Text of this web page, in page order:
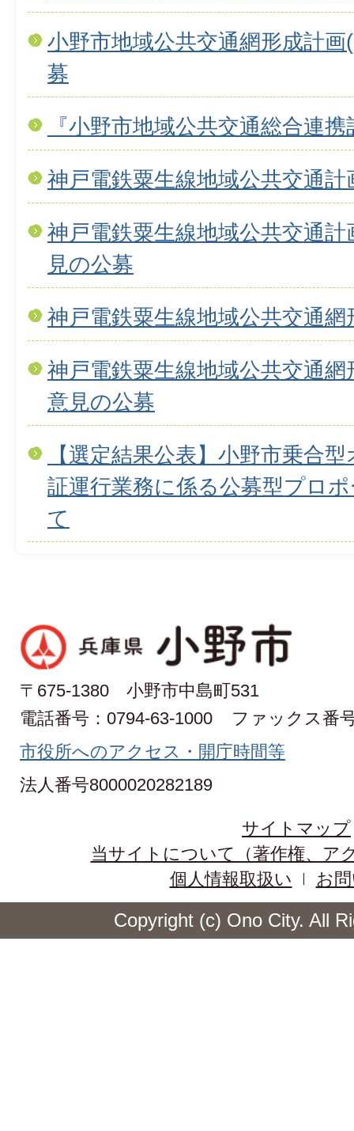
小野市地域公共交通網形成計
募
『小野市地域公共交通総合連
神戸電鉄粟生線地域公共交通計
神戸電鉄粟生線地域公共交通
見の公募
神戸電鉄粟生線地域公共交通
神戸電鉄粟生線地域公共交通
意見の公募
【選定結果公表】小野市乗合
証運行業務に係る公募型プロ
て
〒675-1380 小野市中島町531
電話番号：0794-63-1000
ファックス番
市役所へのアクセス・開庁時間等
法人番号8000020282189
サイトマップ
当サイトについて（著作権、ア
個人情報取扱い
お
Copyright (c) Ono City. All